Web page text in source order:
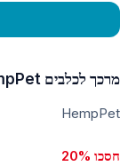
מרכך לכלבים HempPet עם שמן זרעי המפ 250 מ"ל
HempPet
חסכו 20%